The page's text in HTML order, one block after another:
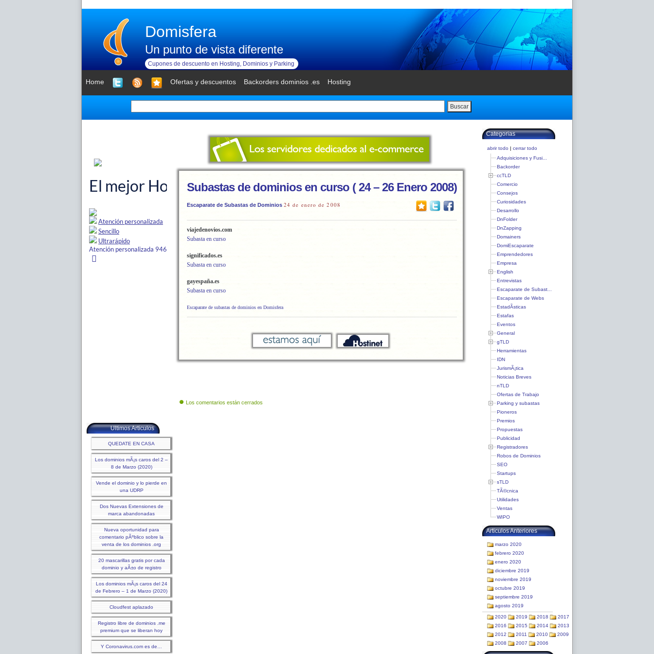
Domisfera
Un punto de vista diferente
Cupones de descuento en Hosting, Dominios y Parking
Home Ofertas y descuentos Backorders dominios .es Hosting
Buscar
Ultimos Articulos
QUEDATE EN CASA
Los dominios mÃ¡s caros del 2 –
8 de Marzo (2020)
Vende el dominio y lo pierde en
una UDRP
Dos Nuevas Extensiones de
marca abandonadas
Nueva oportunidad para
comentario pÃºblico sobre la
venta de los dominios .org
20 mascarillas gratis por cada
dominio y aÃ±o de registro
Los dominios mÃ¡s caros del 24
de Febrero – 1 de Marzo (2020)
Cloudfest aplazado
Registro libre de dominios .me
premium que se liberan hoy
Y Coronavirus.com es de…
Subastas de dominios en curso ( 24 – 26 Enero 2008)
Escaparate de Subastas de Dominios 24 de enero de 2008
viajedenovios.com
Subasta en curso
significados.es
Subasta en curso
gayespaña.es
Subasta en curso
Escaparate de subastas de dominios en Domisfera
Los comentarios están cerrados
Categorias
abrir todo | cerrar todo
Adquisiciones y Fusi...
Backorder
ccTLD
Comercio
Consejos
Curiosidades
Desarrollo
DnFolder
DnZapping
Domainers
DomiEscaparate
Emprendedores
Empresa
English
Entrevistas
Escaparate de Subast...
Escaparate de Webs
EstadÃ­sticas
Estafas
Eventos
General
gTLD
Herramientas
IDN
JurismÃ¡tica
Noticias Breves
nTLD
Ofertas de Trabajo
Parking y subastas
Pioneros
Premios
Propuestas
Publicidad
Registradores
Robos de Dominios
SEO
Startups
sTLD
TÃ©cnica
Utilidades
Ventas
WIPO
Articulos Anteriores
marzo 2020
febrero 2020
enero 2020
diciembre 2019
noviembre 2019
octubre 2019
septiembre 2019
agosto 2019
2020 2019 2018
2017
2016
2015 2014
2013
2012
2011 2010
2009
2008
2007 2006